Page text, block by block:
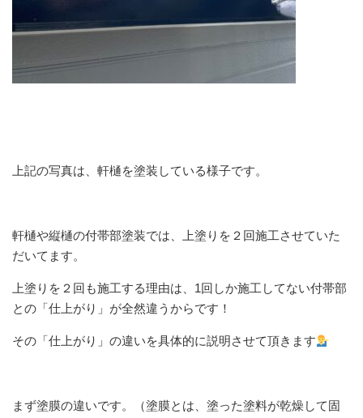
上記の写真は、軒樋を塗装している様子です。
軒樋や縦樋の付帯部塗装では、上塗りを２回施工させていた
だいてます。
上塗りを２回も施工する理由は、1回しか施工してない付帯部
との「仕上がり」が全然違うからです！
その「仕上がり」の違いを具体的に説明させて頂きます
まず塗膜の違いです。（塗膜とは、塗った塗料が乾燥して固